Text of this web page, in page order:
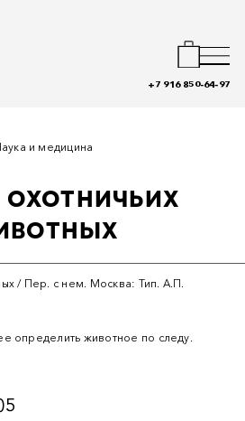
+7 916 850-64-97
и медицина
/ Пер. с нем. Москва: Тип. А.П.
определить животное по следу.